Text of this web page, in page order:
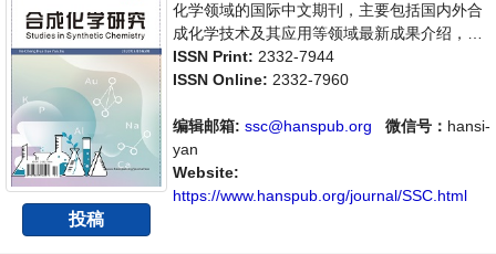
投稿
化学领域的国际中文期刊，主要包括国内外合
成化学技术及其应用等领域最新成果介绍，学
者讨论，某一领域的研究进展和专业评论等多
方面的内容，旨在给世界范围内的科学家、学
化学领域内不同方向问题与发展的交流平台。
ISSN Print: 2332-7944
ISSN Online: 2332-7960
编辑邮箱: ssc@hanspub.org 微信号： hansi-
yan
Website:
https://www.hanspub.org/journal/SSC.html